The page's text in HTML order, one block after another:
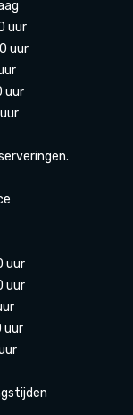
uur
uur
uur
uur
uur
uur